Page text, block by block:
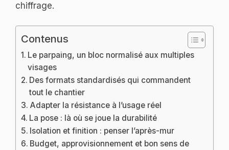
chiffrage.
Contenus
Le parpaing, un bloc normalisé aux multiples
visages
Des formats standardisés qui commandent
tout le chantier
Adapter la résistance à l’usage réel
La pose : là où se joue la durabilité
Isolation et finition : penser l’après-mur
Budget, approvisionnement et bon sens de